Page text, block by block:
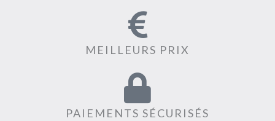
MEILLEURS PRIX
PAIEMENTS SÉCURISÉS